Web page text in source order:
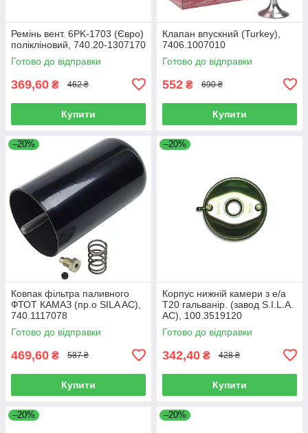
Ремінь вент. 6PK-1703 (Євро)
полікліновий, 740.20-1307170
Готово до відправки
369,60 ₴ 462 ₴
Купити
Клапан впускний (Turkey),
7406.1007010
Готово до відправки
552 ₴ 690 ₴
Купити
–20%
Ковпак фільтра паливного
ФТОТ КАМАЗ (пр.о SILA AC),
740.1117078
Готово до відправки
469,60 ₴ 587 ₴
Купити
–20%
Корпус нижній камери з е/а
Т20 гальванір. (завод S.I.L.A.
AC), 100.3519120
Готово до відправки
342,40 ₴ 428 ₴
Купити
–20% –20%